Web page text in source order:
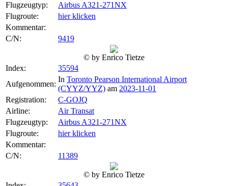
Flugzeugtyp:
Airbus A321-271NX
Flugroute:
hier klicken
Kommentar:
C/N:
9419
© by Enrico Tietze
Index:
35594
Aufgenommen:
In Toronto Pearson International Airport
(CYYZ/YYZ) am 2023-11-01
Registration:
C-GOJQ
Airline:
Air Transat
Flugzeugtyp:
Airbus A321-271NX
Flugroute:
hier klicken
Kommentar:
C/N:
11389
© by Enrico Tietze